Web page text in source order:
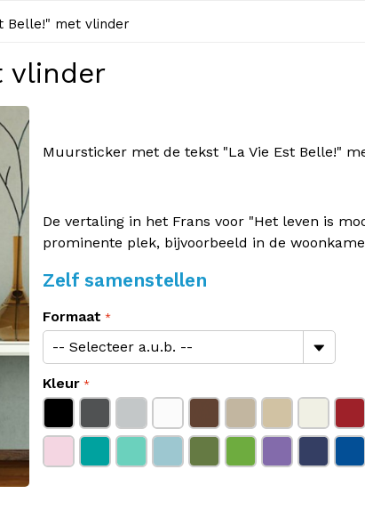
Belle!" met vlinder
vlinder
Muursticker met de tekst "La Vie Est Belle!"
De vertaling in het Frans voor "Het leven is
prominente plek, bijvoorbeeld in de
Zelf samenstellen
Formaat
Kleur